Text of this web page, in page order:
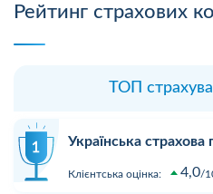
Рейтинг страхових
ТОП
Українська страхова
Клієнтська оцінка: 4,0